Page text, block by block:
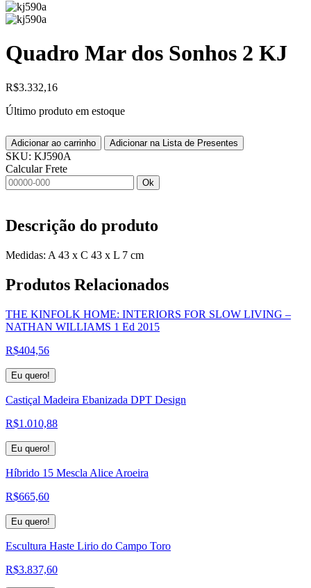
Quadro Mar dos Sonhos 2 KJ
R$3.332,16
Último produto em estoque
Adicionar ao carrinho Adicionar na Lista de Presentes
SKU: KJ590A
Calcular Frete
Ok
Descrição do produto
Medidas: A 43 x C 43 x L 7 cm
Produtos Relacionados
THE KINFOLK HOME: INTERIORS FOR SLOW LIVING –
NATHAN WILLIAMS 1 Ed 2015
R$404,56
Eu quero!
Castiçal Madeira Ebanizada DPT Design
R$1.010,88
Eu quero!
Híbrido 15 Mescla Alice Aroeira
R$665,60
Eu quero!
Escultura Haste Lirio do Campo Toro
R$3.837,60